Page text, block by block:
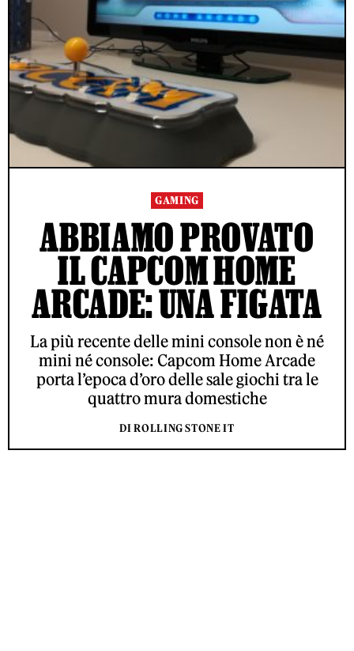
GAMING
ABBIAMO PROVATO
IL CAPCOM HOME
ARCADE: UNA FIGATA
La più recente delle mini console non è né
mini né console: Capcom Home Arcade
porta l’epoca d’oro delle sale giochi tra le
quattro mura domestiche
DI ROLLING STONE IT